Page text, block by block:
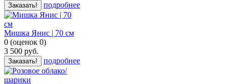
Заказать! подробнее
Мишка Янис | 70 см
0 (оценок 0)
3 500 руб.
Заказать! подробнее